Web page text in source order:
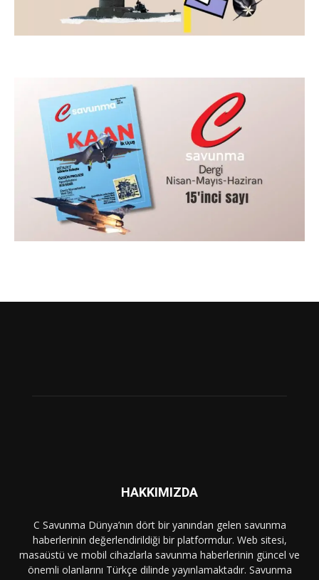
HAKKIMIZDA
C Savunma Dünya’nın dört bir yanından gelen savunma
haberlerinin değerlendirildiği bir platformdur. Web sitesi,
masaüstü ve mobil cihazlarla savunma haberlerinin güncel ve
önemli olanlarını Türkçe dilinde yayınlamaktadır. Savunma